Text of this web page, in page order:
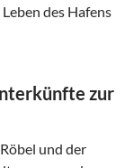
des Hafens
zur
und der